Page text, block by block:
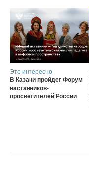
Это интересно
В Казани пройдет Форум
наставников-
просветителей России